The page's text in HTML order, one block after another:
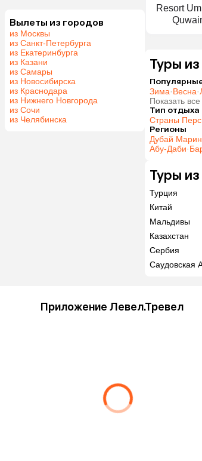
Вылеты из городов
из Москвы
из Санкт-Петербурга
из Екатеринбурга
из Казани
из Самары
из Новосибирска
из Краснодара
из Нижнего Новгорода
из Сочи
из Челябинска
Resort
Туры
Зима·Весна·
Показать
Тип отдыха
Страны
Регионы
Дубай
Абу-Даби·
Туры
Турция
Китай
Мальдивы
Казахстан
Сербия
Саудовская
Приложение Левел.Тревел